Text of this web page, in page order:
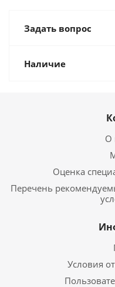
Задать вопрос
Наличие
О
Оценка
Перечень
Условия